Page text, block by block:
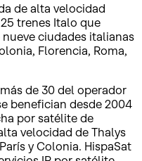
de alta velocidad
trenes Italo que
ciudades italianas
Florencia, Roma,
de 30 del operador
benefician desde 2004
por satélite de
velocidad de Thalys
y Colonia. HispaSat